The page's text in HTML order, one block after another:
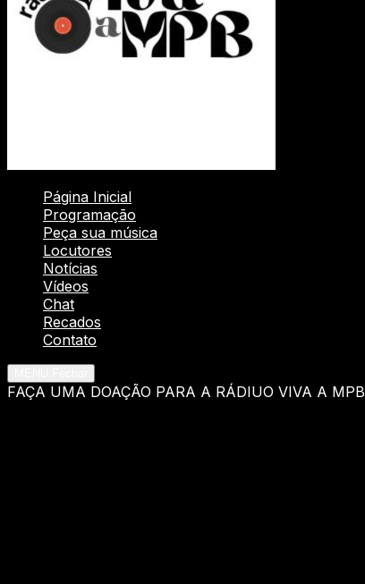
Página Inicial
Programação
Peça sua música
Locutores
Notícias
Vídeos
Chat
Recados
Contato
FAÇA UMA DOAÇÃO PARA A RÁDIUO VIVA A MPB